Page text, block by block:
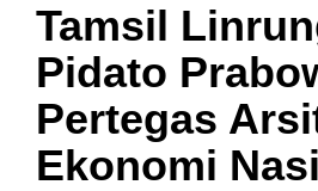
Tamsil
Pidato
Pertegas
Ekonomi